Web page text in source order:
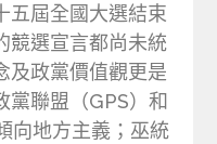
五屆全國大選結束
競選宣言都尚未統
及政黨價值觀更是
黨聯盟（GPS）和
向地方主義；巫統